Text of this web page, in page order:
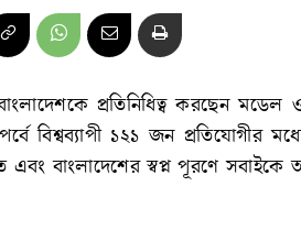
প্রতিনিধিত্ব করছেন মডেল
বিশ্বব্যাপী ১২১ জন প্রতিযোগীর
এবং বাংলাদেশের স্বপ্ন পূরণে